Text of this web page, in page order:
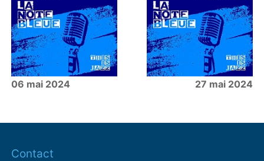
06 mai 2024 27 mai 2024
Contact